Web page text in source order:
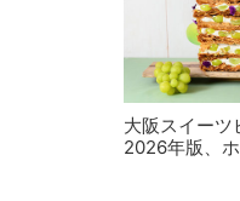
大阪スイーツ
2026年版、